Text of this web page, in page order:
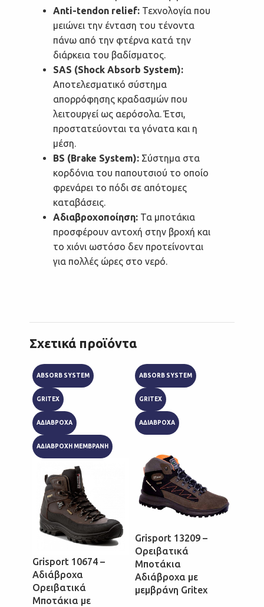
Anti-tendon relief: Τεχνολογία που
μειώνει την ένταση του τένοντα
πάνω από την φτέρνα κατά την
διάρκεια του βαδίσματος.
SAS (Shock Absorb System):
Αποτελεσματικό σύστημα
απορρόφησης κραδασμών που
λειτουργεί ως αερόσολα. Έτσι,
προστατεύονται τα γόνατα και η
μέση.
BS (Brake System): Σύστημα στα
κορδόνια του παπουτσιού το οποίο
φρενάρει το πόδι σε απότομες
καταβάσεις.
Αδιαβροχοποίηση: Τα μποτάκια
προσφέρουν αντοχή στην βροχή και
το χιόνι ωστόσο δεν προτείνονται
για πολλές ώρες στο νερό.
Σχετικά προϊόντα
ABSORB SYSTEM
GRITEX
ΑΔΙΑΒΡΟΧΑ
ΑΔΙΑΒΡΟΧΗ ΜΕΜΒΡΑΝΗ
Grisport 10674 –
Αδιάβροχα
Ορειβατικά
Μποτάκια με
ABSORB SYSTEM
GRITEX
ΑΔΙΑΒΡΟΧΑ
Grisport 13209 –
Ορειβατικά
Μποτάκια
Αδιάβροχα με
μεμβράνη Gritex